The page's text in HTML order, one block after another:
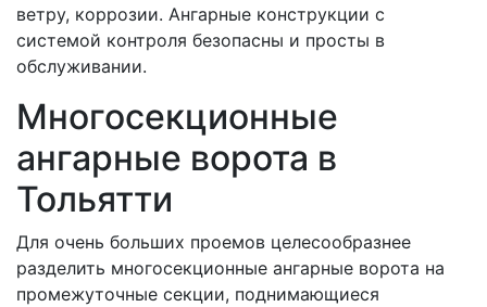
ветру, коррозии. Ангарные конструкции с
системой контроля безопасны и просты в
обслуживании.
Многосекционные
ангарные ворота в
Тольятти
Для очень больших проемов целесообразнее
разделить многосекционные ангарные ворота на
промежуточные секции, поднимающиеся